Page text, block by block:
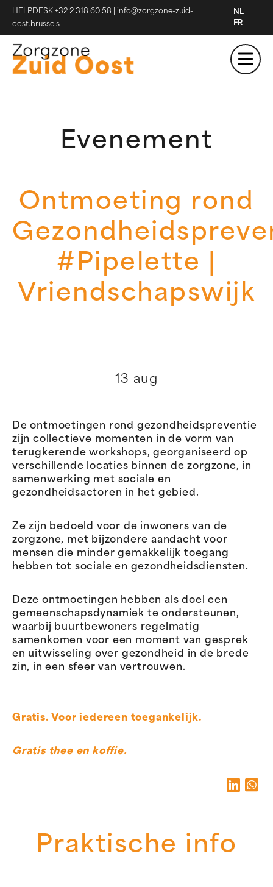
HELPDESK +32 2 318 60 58
info@zorgzone-zuid-
oost.brussels
NL
FR
Evenement
Ontmoeting rond
#Pipelette |
Vriendschapswijk
13 aug
De ontmoetingen rond gezondheidspreventie
zijn collectieve momenten in de vorm van
terugkerende workshops, georganiseerd op
verschillende locaties binnen de zorgzone, in
samenwerking met sociale en
gezondheidsactoren in het gebied.
Ze zijn bedoeld voor de inwoners van de
zorgzone, met bijzondere aandacht voor
mensen die minder gemakkelijk toegang
hebben tot sociale en gezondheidsdiensten.
Deze ontmoetingen hebben als doel een
gemeenschapsdynamiek te ondersteunen,
waarbij buurtbewoners regelmatig
samenkomen voor een moment van gesprek
en uitwisseling over gezondheid in de brede
zin, in een sfeer van vertrouwen.
Gratis. Voor iedereen toegankelijk.
Gratis thee en koffie.
Praktische info